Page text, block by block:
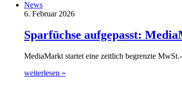
News
6. Februar 2026
Sparfüchse aufgepasst:
MediaMarkt startet eine zeitlich begrenzte
weiterlesen »